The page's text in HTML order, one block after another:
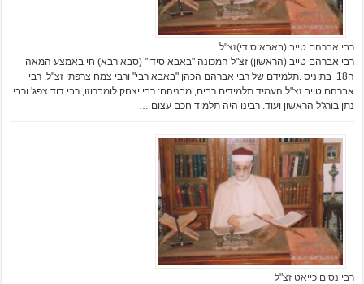
רבי אברהם טייב (באבא סידי)זצ"ל
רבי אברהם טייב (הראשון) זצ"ל המכונה "באבא סידי" (סבא רבא) חי באמצע המאה
ה18 בתוניס .תלמידם של רבי אברהם הכהן "באבא רבי" ורבי צמח צרפתי זצ"ל. רבי
אברהם טייב זצ"ל העמיד תלמידים רבים, מבניהם: רבי יצחק לומברוזו, רבי דוד צפג' ורבי
נתן בורג'ל הראשון ועוד. רבינו היה תלמיד חכם עצום …
רבי נסים כייאט זצ"ל